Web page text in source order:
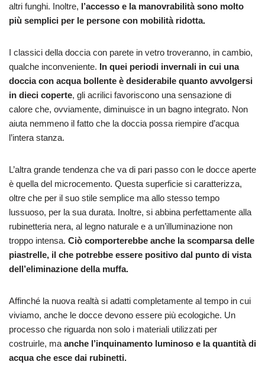
altri funghi. Inoltre, l’accesso e la manovrabilità sono molto
più semplici per le persone con mobilità ridotta.
I classici della doccia con parete in vetro troveranno, in cambio,
qualche inconveniente. In quei periodi invernali in cui una
doccia con acqua bollente è desiderabile quanto avvolgersi
in dieci coperte, gli acrilici favoriscono una sensazione di
calore che, ovviamente, diminuisce in un bagno integrato. Non
aiuta nemmeno il fatto che la doccia possa riempire d’acqua
l’intera stanza.
L’altra grande tendenza che va di pari passo con le docce aperte
è quella del microcemento. Questa superficie si caratterizza,
oltre che per il suo stile semplice ma allo stesso tempo
lussuoso, per la sua durata. Inoltre, si abbina perfettamente alla
rubinetteria nera, al legno naturale e a un’illuminazione non
troppo intensa. Ciò comporterebbe anche la scomparsa delle
piastrelle, il che potrebbe essere positivo dal punto di vista
dell’eliminazione della muffa.
Affinché la nuova realtà si adatti completamente al tempo in cui
viviamo, anche le docce devono essere più ecologiche. Un
processo che riguarda non solo i materiali utilizzati per
costruirle, ma anche l’inquinamento luminoso e la quantità di
acqua che esce dai rubinetti.